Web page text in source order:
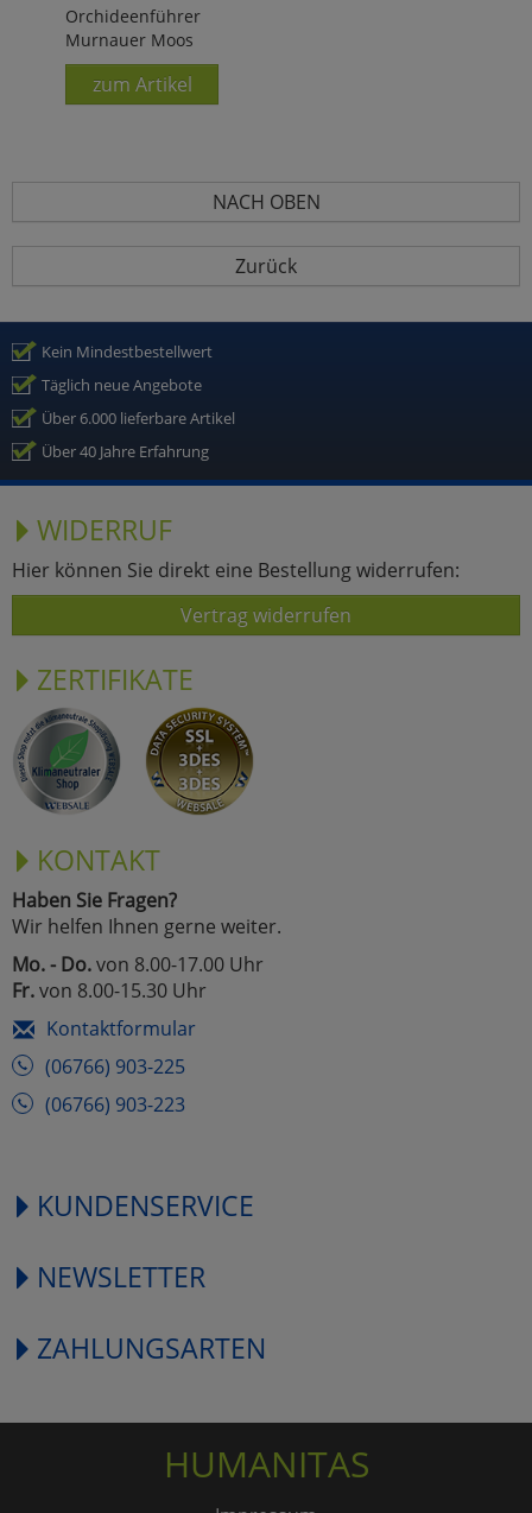
Orchideenführer
Murnauer Moos
zum Artikel
NACH OBEN
Zurück
Kein Mindestbestellwert
Täglich neue Angebote
Über 6.000 lieferbare Artikel
Über 40 Jahre Erfahrung
WIDERRUF
Hier können Sie direkt eine Bestellung widerrufen:
Vertrag widerrufen
ZERTIFIKATE
KONTAKT
Haben Sie Fragen?
Wir helfen Ihnen gerne weiter.
Mo. - Do.von 8.00-17.00 Uhr
Fr.von 8.00-15.30 Uhr
Kontaktformular
(06766) 903-225
(06766) 903-223
KUNDENSERVICE
NEWSLETTER
ZAHLUNGSARTEN
HUMANITAS